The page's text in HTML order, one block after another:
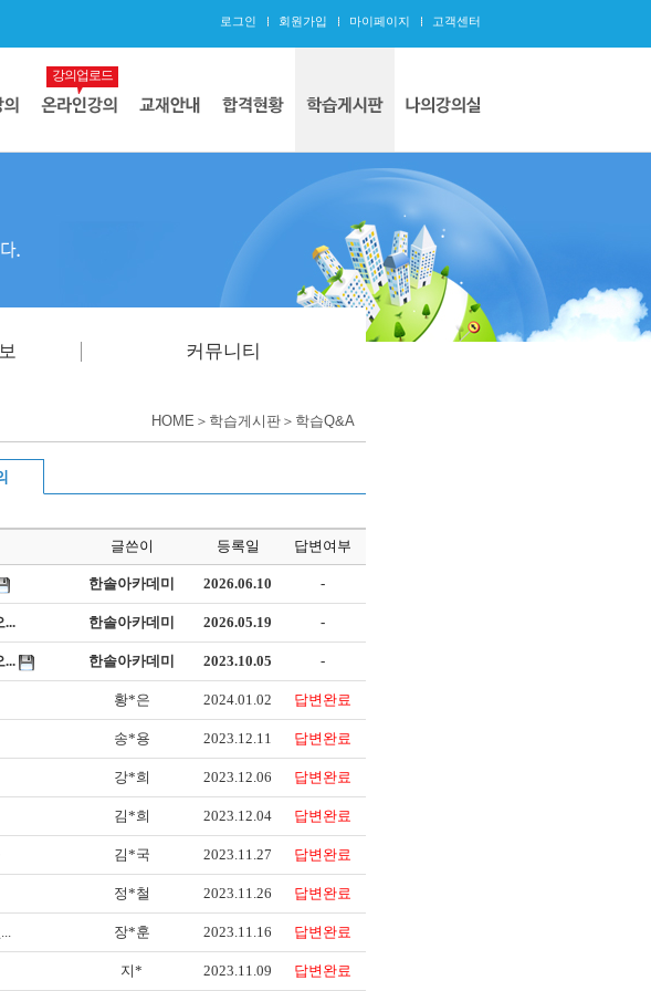
로그인 회원가입 마이페이지 고객센터
강의업로드
커뮤니티
HOME＞학습게시판＞학습Q&A
글쓴이 등록일 답변여부
한솔아카데미 2026.06.10 -
... 한솔아카데미 2026.05.19 -
... 한솔아카데미 2023.10.05 -
황*은 2024.01.02 답변완료
송*용 2023.12.11 답변완료
강*희 2023.12.06 답변완료
김*희 2023.12.04 답변완료
김*국 2023.11.27 답변완료
정*철 2023.11.26 답변완료
장*훈 2023.11.16 답변완료
지* 2023.11.09 답변완료